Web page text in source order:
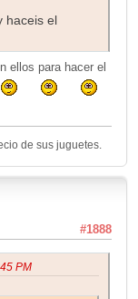
haceis el
ellos para hacer el
de sus juguetes.
#1888
PM